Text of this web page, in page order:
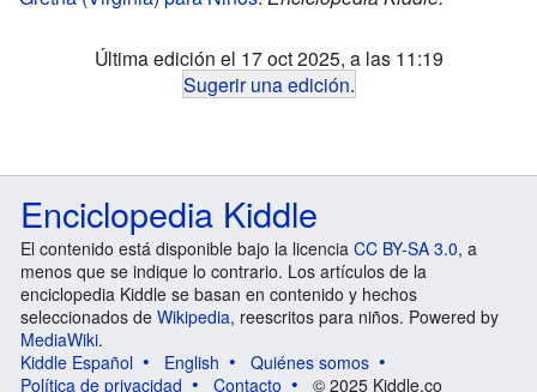
Última edición el 17 oct 2025, a las 11:19
Sugerir una edición.
Enciclopedia Kiddle
El contenido está disponible bajo la licencia CC BY-SA 3.0, a
menos que se indique lo contrario. Los artículos de la
enciclopedia Kiddle se basan en contenido y hechos
seleccionados de Wikipedia, reescritos para niños. Powered by
MediaWiki.
Kiddle Español
English
Quiénes somos
Política de privacidad
Contacto © 2025 Kiddle.co